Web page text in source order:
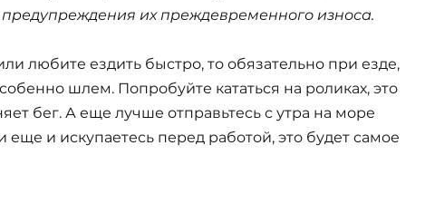
их преждевременного износа.
любите ездить быстро, то обязательно при езде,
шлем. Попробуйте кататься на роликах, это
бег. А еще лучше отправьтесь с утра на море
еще и искупаетесь перед работой, это будет самое